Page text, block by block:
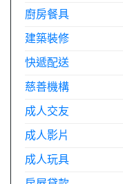
廚房餐具
建築裝修
快遞配送
慈善機構
成人交友
成人影片
成人玩具